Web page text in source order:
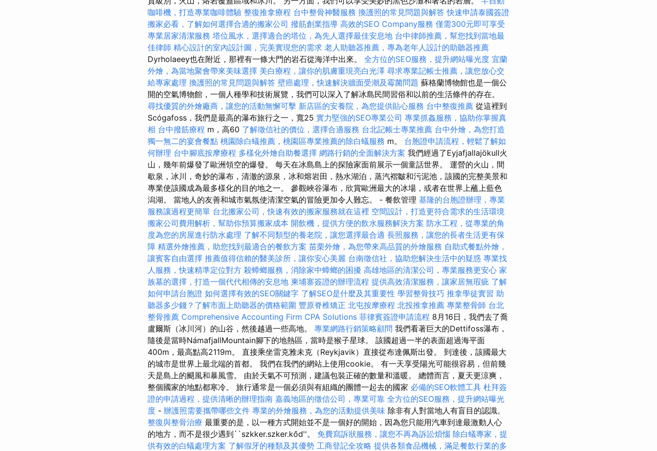
咖啡機，打造專業咖啡體驗 整復推拿療程 台中整骨神醫服務 換護照的常見問題與解答 快速申請泰國簽證
搬家必看，了解如何選擇合適的搬家公司 撥筋創業指導 高效的SEO Company服務 僅需300元即可享受
專業居家清潔服務 塔位風水，選擇適合的塔位，為先人選擇最佳安息地 台中律師推薦，幫您找到當地最
佳律師 精心設計的室內設計圖，完美實現您的需求 老人助聽器推薦，專為老年人設計的助聽器推薦
Dyrholaeey也在附近，那裡有一條大門的岩石從海洋中出來。 全方位的SEO服務，提升網站曝光度 宜蘭
外燴，為當地聚會帶來美味選擇 美白療程，讓你的肌膚重現亮白光澤 尋求專業記帳士推薦，讓您放心交
給專家處理 換護照的常見問題與解答 壁癌處理，快速解決牆面受潮及霉菌問題 蘇格蘭博物館也是一個公
開的空氣博物館，一個人種學和技術展覽，我們可以深入了解冰島民間習俗和以前的生活條件的存在。
尋找優質的外燴廠商，讓您的活動無懈可擊 新店區的安養院，為您提供貼心服務 台中整復推薦 從這裡到
Scógafoss，我們是最高的瀑布旅行之一，寬25 實力堅強的SEO專業公司 專業抓姦服務，協助你掌握真
相 台中撥筋療程 m，高60 了解徵信社的價位，選擇合適服務 台北記帳士專業推薦 台中外燴，為您打造
獨一無二的宴會餐點 桃園除白蟻推薦，桃園區專業推薦的除白蟻服務 m。 台胞證申請流程，輕鬆了解如
何辦理 台中腳底按摩療程 多樣化外燴自助餐選擇 網路行銷的全面解決方案 我們經過了Eyjafjallajökull火
山，幾年前爆發了歐洲領空的爆發。 每天在冰島島上的探險家面前展示一個童話世界。 運營的火山，間
歇泉，冰川，奇妙的瀑布，清澈的源泉，冰和熔岩田，熱水湖泊，蒸汽褶皺和污泥池，該國的完整美景和
專業使該國成為最多樣化的目的地之一。 參觀峽谷瀑布，欣賞歐洲最大的冰場，或者在世界上蘸上藍色
潟湖。 當地人的友善和城市氣氛使清潔空氣的冒險更加令人難忘。 - 餐飲管理 基隆的台胞證辦理，專業
服務讓過程更簡單 台北搬家公司，快速有效的搬家服務就在這裡 空間設計，打造更符合需求的生活環境
搬家公司費用解析，幫助你預算搬家成本 開飲機，提供方便的飲水服務解決方案 防水工程，從專業的角
度為您的房屋進行防水處理 了解不同類型的養老院，讓您選擇最合適 長照服務，讓您的長者生活更有保
障 精選外燴推薦，助您找到最適合的餐飲方案 苗栗外燴，為您帶來高品質的外燴服務 自助式餐點外燴，
讓賓客自由選擇 推薦值得信賴的醫美診所，讓你安心美麗 台南徵信社，協助您解決生活中的疑惑 專業找
人服務，快速精準定位對方 殺蟑螂服務，消除家中蟑螂的困擾 高雄地區的清潔公司，專業服務更安心 家
族墓的選擇，打造一個代代相傳的安息地 柬埔寨簽證的辦理流程 提供高效清潔服務，讓家居無瑕疵 了解
如何申請台胞證 如何選擇有效的SEO關鍵字 了解SEO是什麼及其重要性 學習整骨技巧 推拿學徒實習 助
聽器多少錢？了解市面上助聽器的價格範圍 豐原脊椎矯正 北屯按摩療程 北投推拿推薦 專業整骨師 台北
整骨推薦 Comprehensive Accounting Firm CPA Solutions 菲律賓簽證申請流程 8月16日，我們去了喬
盧爾斯（冰川河）的山谷，然後越過一些高地。 專業網路行銷策略顧問 我們看著巨大的Dettifoss瀑布，
隨後是當時NámafjallMountain腳下的地熱區，當時是猴子星球。 該國超過一半的表面超過海平面
400m，最高點高2119m。 直接乘坐雷克雅未克（Reykjavik）直接從布達佩斯出發。 到達後，該國最大
的城市是世界上最北端的首都。 我們在我們的網站上使用cookie。 有一天享受陽光可能很容易，但前幾
天是島上的颶風和暴風雪。 由於天氣不可預測，建議包裝正確的數量和溫暖。 總體而言，夏天更涼爽，
整個國家的地點都寒冷。 旅行通常是一個必須與有組織的團體一起去的國家 必備的SEO軟體工具 杜拜簽
證的申請過程，提供清晰的辦理指南 嘉義地區的徵信公司，專業可靠 全方位的SEO服務，提升網站曝光
度 - 辦護照需要攜帶哪些文件 專業的外燴服務，為您的活動提供美味 除非有人對當地人有盲目的認識。
整復與整骨治療 最重要的是，以一種方式開始並不是一個好的開始，因為您只能用汽車到達最激動人心
的地方，而不是很少遇到``szkker.szker.kőd''。 免費寫訴狀服務，讓您不再為訴訟煩惱 除白蟻專家，提
供有效的白蟻處理方案 了解假牙的種類及其優勢 工商登記全攻略 提供各類食品機械，滿足餐飲行業的多